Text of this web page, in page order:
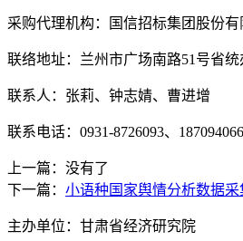
采购代理机构：国信招标集团股份有
联络地址：兰州市广场南路51号省
联系人：张莉、钟志婧、曹进增
联系电话： 0931-8726093、
上一篇：没有了
下一篇： 小语种国家舆情分析数据
主办单位：甘肃省经济研究院